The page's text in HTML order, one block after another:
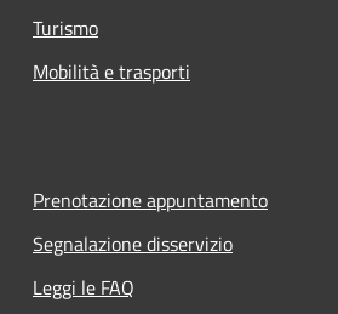
Turismo
Mobilità e trasporti
Prenotazione appuntamento
Segnalazione disservizio
Leggi le FAQ